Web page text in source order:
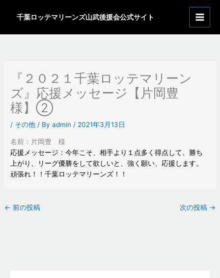
千葉ロッテマリーンズ山武後援会公式サイト
『２０２１千葉ロッテマリーン
ズ』応援メッセージ【片岡豊
様】②
/ その他 / Byadmin/ 2021年3月13日
名前：片岡豊 様
応援メッセージ：今年こそ、相手より１点多く得点して、勝ち
上がり、リーグ優勝をして欲しいと、強く願い、応援します。
頑張れ！！千葉ロッテマリーンズ！！
← 前の投稿 次の投稿 →
ー